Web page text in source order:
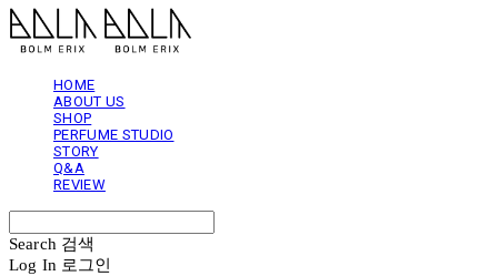
HOME
ABOUT US
SHOP
PERFUME STUDIO
STORY
Q&A
REVIEW
Search 검색
Log In 로그인